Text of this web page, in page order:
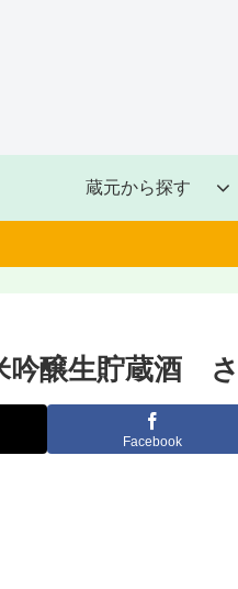
蔵元から探す
醸生貯蔵酒
Facebook